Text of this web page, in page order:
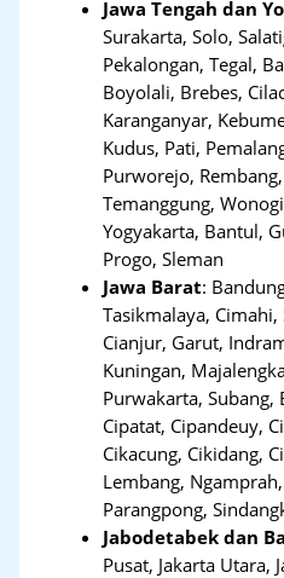
Jawa Tengah dan
Surakarta, Solo,
Pekalongan, Tegal,
Boyolali, Brebes,
Karanganyar,
Kudus, Pati,
Purworejo,
Temanggung,
Yogyakarta, Bantul,
Progo, Sleman
Jawa Barat:
Tasikmalaya,
Cianjur, Garut,
Kuningan,
Purwakarta, Subang,
Cipatat, Cipandeuy,
Cikacung, Cikidang,
Lembang,
Parangpong,
Jabodetabek dan
Pusat, Jakarta Utara,